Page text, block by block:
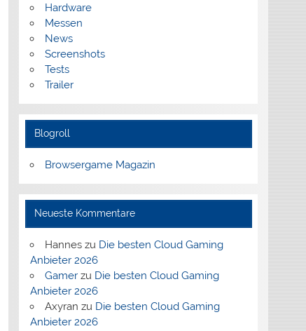
Hardware
Messen
News
Screenshots
Tests
Trailer
Blogroll
Browsergame Magazin
Neueste Kommentare
Hanneszu Die besten Cloud Gaming
Anbieter 2026
Gamerzu Die besten Cloud Gaming
Anbieter 2026
Axyran zu Die besten Cloud Gaming
Anbieter 2026